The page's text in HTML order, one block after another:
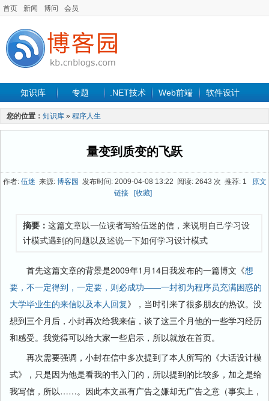
首页 新闻 博问 会员
知识库 专题 .NET技术 Web前端 软件设计
手机开发 软件工程
最新文章
您的位置： 知识库 » 程序人生
量变到质变的飞跃
作者: 伍迷 来源: 博客园 发布时间: 2009-04-08 13:22 阅读: 2643 次 推荐: 1
原文
链接
[收藏]
摘要： 这篇文章以一位读者写给伍迷的信，来说明自己学习设
计模式遇到的问题以及述说一下如何学习设计模式
首先这篇文章的背景是2009年1月14日我发布的一篇博文《想
要，不一定得到，一定要，则必成功——一封初为程序员充满困惑的
大学毕业生的来信以及本人回复》，当时引来了很多朋友的热议。没
想到三个月后，小封再次给我来信，谈了这三个月他的一些学习经历
和感受。我觉得可以给大家一些启示，所以就放在首页。
再次需要强调，小封在信中多次提到了本人所写的《大话设计模
式》，只是因为他是看我的书入门的，所以提到的比较多，加之是给
我写信，所以……。因此本文虽有广告之嫌却无广告之意（事实上，